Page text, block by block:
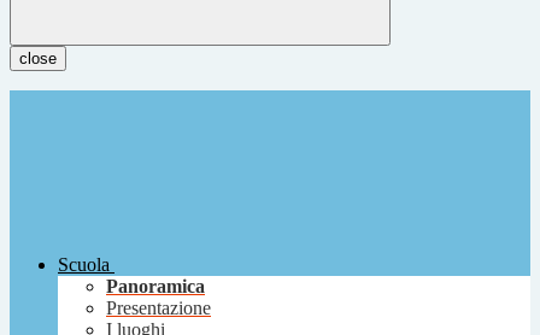
close
Scuola
Panoramica
Presentazione
I luoghi